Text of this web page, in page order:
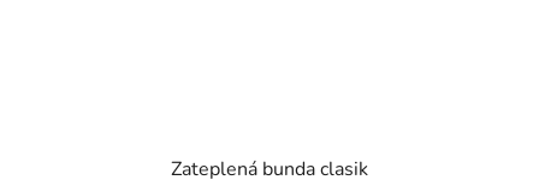
Zateplená bunda clasik